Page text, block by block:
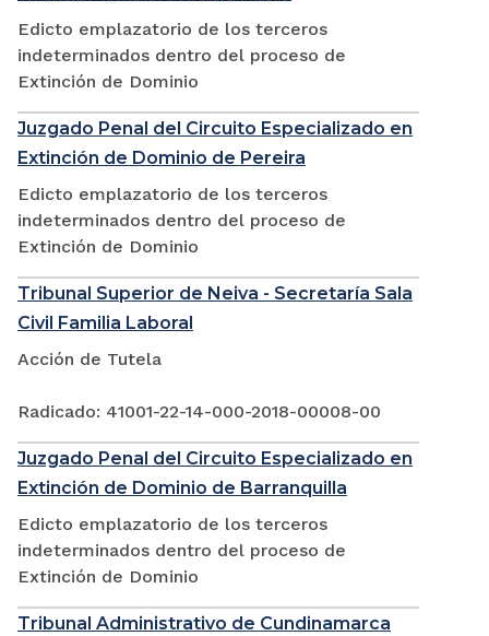
Edicto emplazatorio de los terceros
indeterminados dentro del proceso de
Extinción de Dominio
Juzgado Penal del Circuito Especializado en
Extinción de Dominio de Pereira
Edicto emplazatorio de los terceros
indeterminados dentro del proceso de
Extinción de Dominio
Tribunal Superior de Neiva - Secretaría Sala
Civil Familia Laboral
Acción de Tutela
Radicado: 41001-22-14-000-2018-00008-00
Juzgado Penal del Circuito Especializado en
Extinción de Dominio de Barranquilla
Edicto emplazatorio de los terceros
indeterminados dentro del proceso de
Extinción de Dominio
Tribunal Administrativo de Cundinamarca